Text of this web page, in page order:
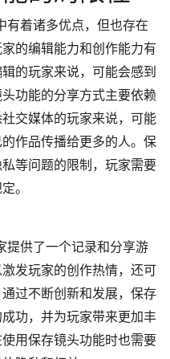
有着诸多优点，但也存在
的编辑能力和创作能力有
的玩家来说，可能会感到
功能的分享方式主要依赖
交媒体的玩家来说，可能
作品传播给更多的人。保
等问题的限制，玩家需要
。
提供了一个记录和分享游
发玩家的创作热情，还可
过不断创新和发展，保存
功，并为玩家带来更加丰
用保存镜头功能时也需要